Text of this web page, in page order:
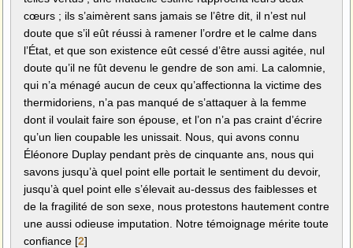
cœurs ; ils s’aimèrent sans jamais se l’être dit, il n’est nul
doute que s’il eût réussi à ramener l’ordre et le calme dans
l’État, et que son existence eût cessé d’être aussi agitée, nul
doute qu’il ne fût devenu le gendre de son ami. La calomnie,
qui n’a ménagé aucun de ceux qu’affectionna la victime des
thermidoriens, n’a pas manqué de s’attaquer à la femme
dont il voulait faire son épouse, et l’on n’a pas craint d’écrire
qu’un lien coupable les unissait. Nous, qui avons connu
Éléonore Duplay pendant près de cinquante ans, nous qui
savons jusqu’à quel point elle portait le sentiment du devoir,
jusqu’à quel point elle s’élevait au-dessus des faiblesses et
de la fragilité de son sexe, nous protestons hautement contre
une aussi odieuse imputation. Notre témoignage mérite toute
confiance[2]